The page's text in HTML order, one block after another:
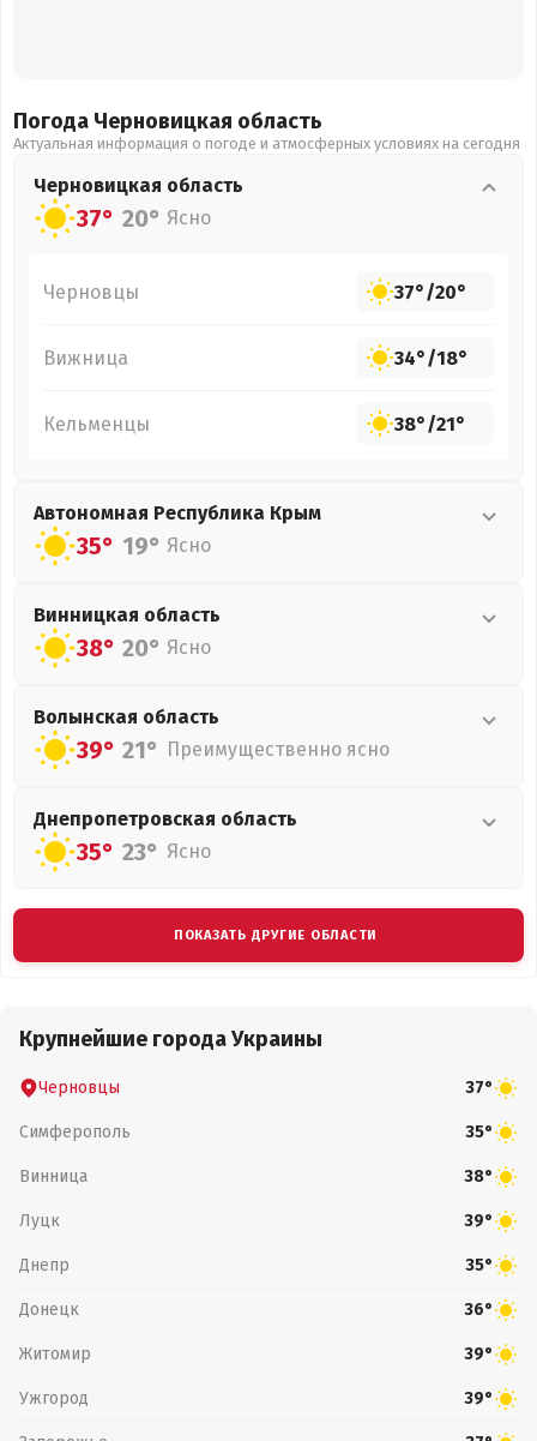
Погода Черновицкая область
Актуальная информация о погоде и атмосферных условиях на сегодня
Черновицкая область
37° 20° Ясно
Черновцы 37°/20°
Вижница 34°/18°
Кельменцы 38°/21°
Автономная Республика Крым
35° 19° Ясно
Винницкая область
38° 20° Ясно
Волынская область
39° 21° Преимущественно ясно
Днепропетровская область
35° 23° Ясно
ПОКАЗАТЬ ДРУГИЕ ОБЛАСТИ
Крупнейшие города Украины
Черновцы 37°
Симферополь 35°
Винница 38°
Луцк 39°
Днепр 35°
Донецк 36°
Житомир 39°
Ужгород 39°